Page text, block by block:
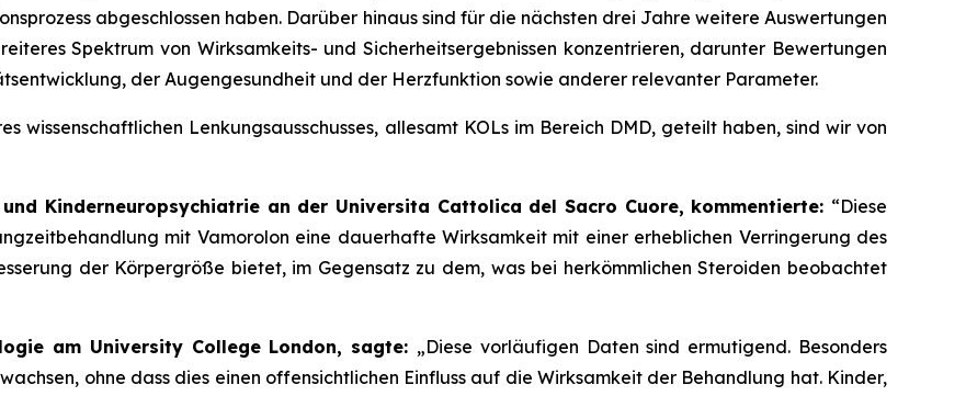
abgeschlossen haben. Darüber hinaus sind für die nächsten drei Jahre weitere Auswertungen
Spektrum von Wirksamkeits- und Sicherheitsergebnissen konzentrieren, darunter Bewertungen
der Augengesundheit und der Herzfunktion sowie anderer relevanter Parameter.
wissenschaftlichen Lenkungsausschusses, allesamt KOLs im Bereich DMD, geteilt haben, sind wir von
Kinderneuropsychiatrie an der Universita Cattolica del Sacro Cuore, kommentierte: “Diese
mit Vamorolon eine dauerhafte Wirksamkeit mit einer erheblichen Verringerung des
der Körpergröße bietet, im Gegensatz zu dem, was bei herkömmlichen Steroiden beobachtet
am University College London, sagte: „Diese vorläufigen Daten sind ermutigend. Besonders
ohne dass dies einen offensichtlichen Einfluss auf die Wirksamkeit der Behandlung hat. Kinder,